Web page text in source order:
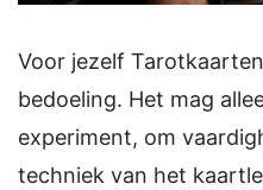
Voor jezelf
bedoeling. Het mag
experiment, om
techniek van het